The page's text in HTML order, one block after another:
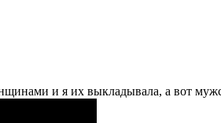
и я их выкладывала, а вот